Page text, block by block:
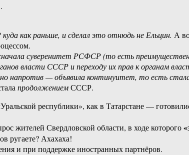
как раньше, и сделал это отнюдь не Ельцин. А
суверенитет РСФСР (то есть
власти СССР и переходу их прав к
напротив — объявила континуитет, то есть
продолжениемСССР.
республики», как в Татарстане —
жителей Свердловской области, в ходе которого
ругаете? Ахахаха!
и при поддержке иностранных партнёров.